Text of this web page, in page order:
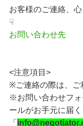
お客様のご連絡、
☟
お問い合わせ先
<注意項目>
※ご連絡の際は、ご
※お問い合わせフォ
ールがお手元に届く
「